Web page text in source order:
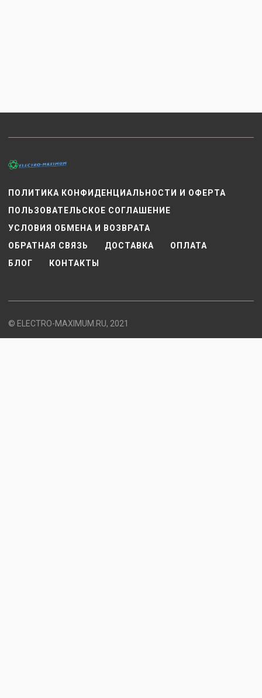
ПОЛИТИКА КОНФИДЕНЦИАЛЬНОСТИ И ОФЕРТА
ПОЛЬЗОВАТЕЛЬСКОЕ СОГЛАШЕНИЕ
УСЛОВИЯ ОБМЕНА И ВОЗВРАТА
ОБРАТНАЯ СВЯЗЬ
ДОСТАВКА
ОПЛАТА
БЛОГ
КОНТАКТЫ
© ELECTRO-MAXIMUM.RU, 2021